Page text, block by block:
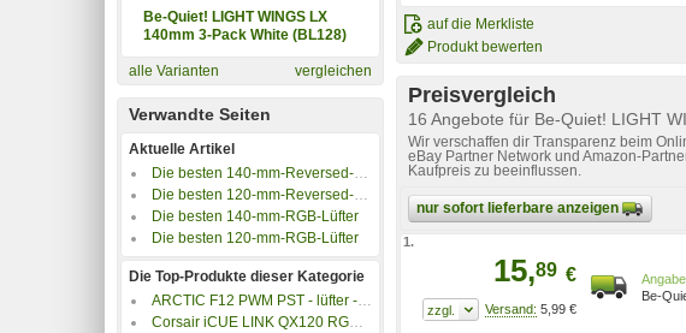
Be-Quiet! LIGHT WINGS LX
140mm 3-Pack White (BL128)
alle Varianten vergleichen
Verwandte Seiten
Aktuelle Artikel
Die besten 140-mm-Reversed-Blade-Lüfter
Die besten 120-mm-Reversed-Blade-Lüfter
Die besten 140-mm-RGB-Lüfter
Die besten 120-mm-RGB-Lüfter
Die Top-Produkte dieser Kategorie
ARCTIC F12 PWM PST - lüfter - 120 mm - Schwarz
Corsair iCUE LINK QX120 RGB 120mm
auf die Merkliste
Produkt bewerten
Preisvergleich
16 Angebote für Be-Quiet! LIGHT
Wir verschaffen dir Transparenz beim
eBay Partner Network und Amazon-
Kaufpreis zu beeinflussen.
nur sofort lieferbare anzeigen
1.
15,89 €
5,99 €
Be-